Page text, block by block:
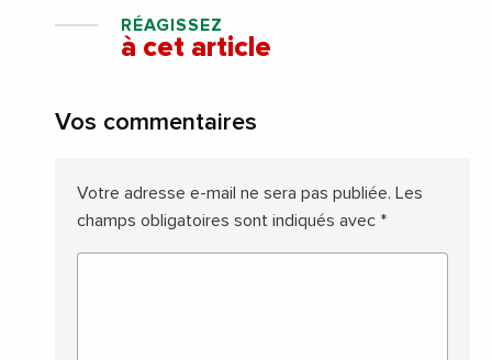
RÉAGISSEZ
à cet article
Vos commentaires
Votre adresse e-mail ne sera pas publiée. Les
champs obligatoires sont indiqués avec *